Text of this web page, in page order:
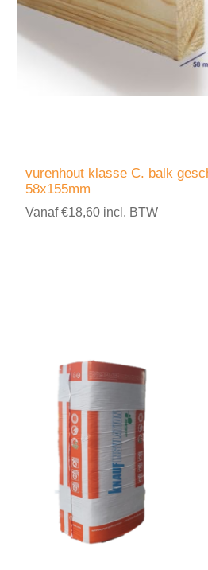
vurenhout klasse C. balk
58x155mm
Vanaf €18,60 incl. BTW